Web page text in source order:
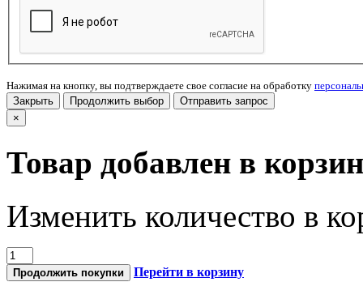
Нажимая на кнопку, вы подтверждаете свое согласие на обработку
Закрыть
Продолжить выбор
Отправить запрос
×
Товар добавлен в
Изменить количество в
Продолжить покупки Перейти в корзину